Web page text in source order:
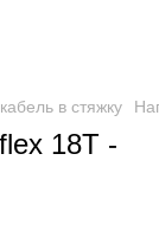
в стяжку
18T -